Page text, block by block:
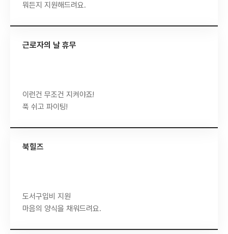
뭐든지 지원해드려요.
근로자의 날 휴무
이런건 무조건 지켜야죠!
푹 쉬고 파이팅!
북힐즈
도서구입비 지원
마음의 양식을 채워드려요.